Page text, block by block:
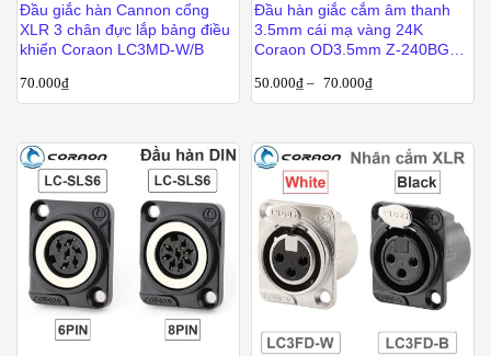
Đầu giắc hàn Cannon cổng
XLR 3 chân đực lắp bảng điều
khiển Coraon LC3MD-W/B
70.000₫
Đầu hàn giắc cắm âm thanh
3.5mm cái mạ vàng 24K
Coraon OD3.5mm Z-240BG
50.000₫ – 70.000₫